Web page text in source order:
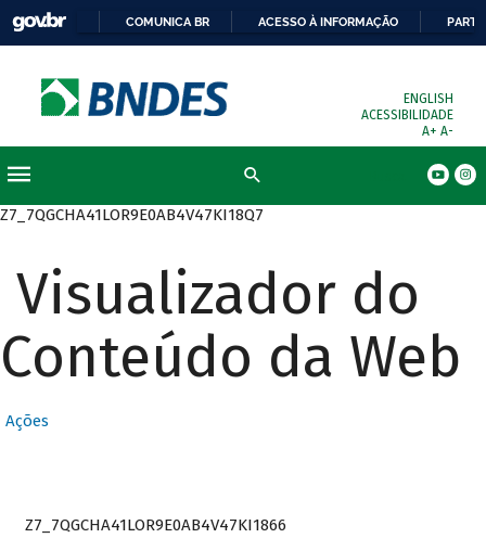
COMUNICA BR ACESSO À INFORMAÇÃO
ENGLISH
ACESSIBILIDADE
A+ A-
Z7_7QGCHA41LOR9E0AB4V47KI18Q7
Visualizador do
Conteúdo da Web
Ações
Z7_7QGCHA41LOR9E0AB4V47KI1866